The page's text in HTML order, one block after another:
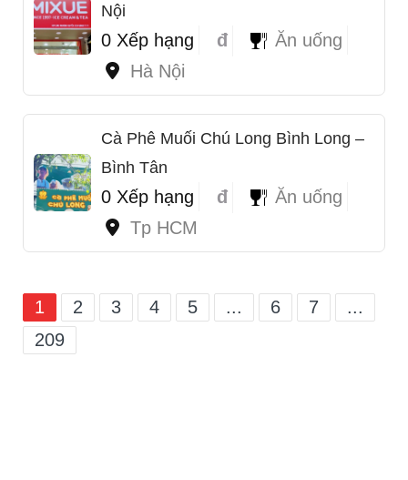
Nội
0 Xếp hạng đ
Ăn uống
Hà Nội
Cà Phê Muối Chú Long Bình Long –
Bình Tân
0 Xếp hạng đ
Ăn uống
Tp HCM
1 2 3 4 5 ... 6 7
...
209